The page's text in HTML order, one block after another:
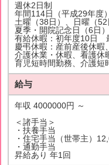
週休2日制
年間114日（平成29年度）
土曜（38日）、日曜（
夏季・開院記念日（6日）
有給休暇：初年度10日
慶弔休暇：産前産後休暇
介護休業・休暇、看護休
育児短時間勤務、介護短
給与
年収 4000000円 ～
＜諸手当＞
・扶養手当
・住宅手当（世帯主）
・通勤手当
昇給あり 年1回